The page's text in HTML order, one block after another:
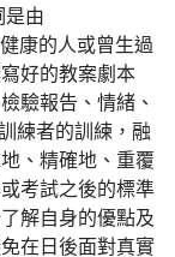
由
康的人或曾生過
好的教案劇本
驗報告、情緒、
練者的訓練，融
、精確地、重覆
考試之後的標準
解自身的優點及
在日後面對真實